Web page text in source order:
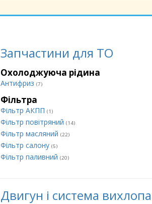
Запчастини для ТО
Охолоджуюча рідина
Антифриз (7)
Фільтра
Фільтр АКПП (1)
Фільтр повітряний (14)
Фільтр масляний (22)
Фільтр салону (5)
Фільтр паливний (20)
Двигун і система вихлопа